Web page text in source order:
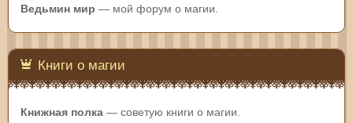
Ведьмин мир — мой форум о магии.
Книги о магии
Книжная полка — советую книги о магии.